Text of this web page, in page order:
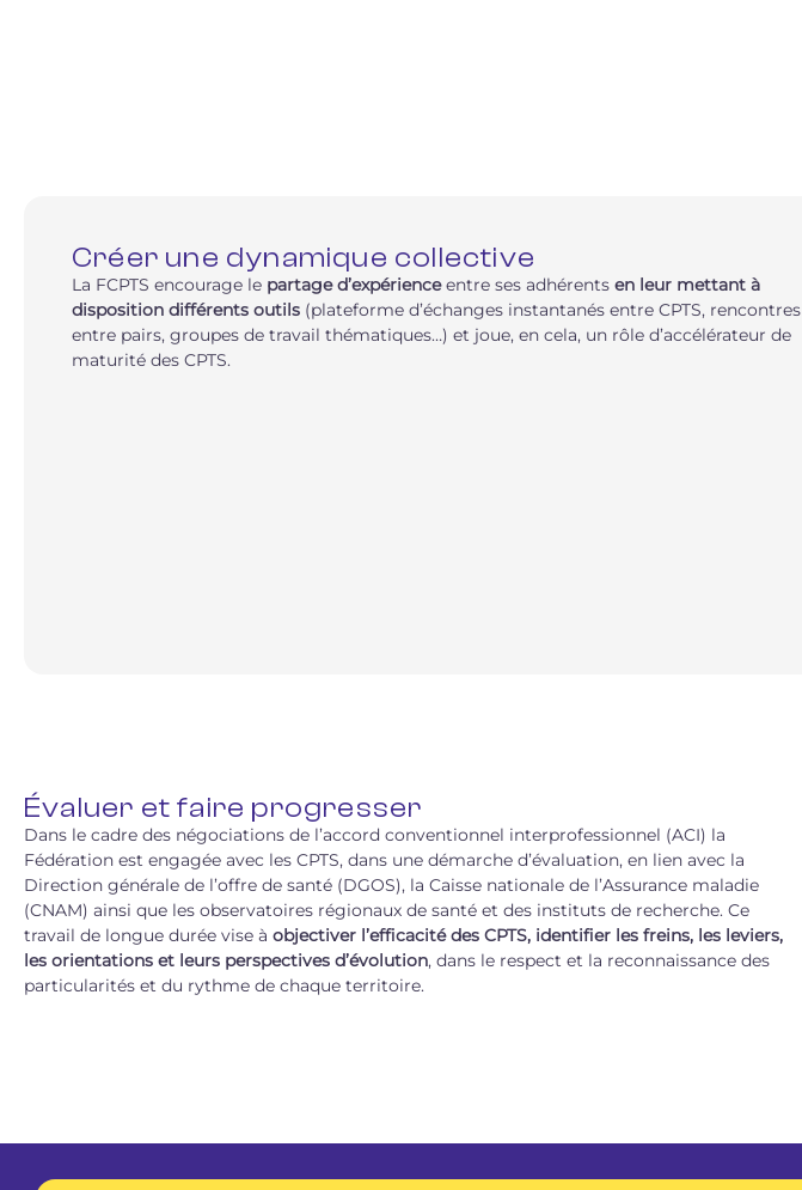
Créer une dynamique collective
La FCPTS encourage le partage d’expérienceentre ses adhérents en leur mettant à
disposition différents outils (plateforme d’échanges instantanés entre CPTS, rencontres
entre pairs, groupes de travail thématiques…) et joue, en cela, un rôle d’accélérateur de
maturité des CPTS.
Évaluer et faire progresser
Dans le cadre des négociations de l’accord conventionnel interprofessionnel (ACI) la
Fédération est engagée avec les CPTS, dans une démarche d’évaluation, en lien avec la
Direction générale de l’offre de santé (DGOS), la Caisse nationale de l’Assurance maladie
(CNAM) ainsi que les observatoires régionaux de santé et des instituts de recherche. Ce
travail de longue durée vise à objectiver l’efficacité des CPTS, identifier les freins, les leviers,
les orientations et leurs perspectives d’évolution, dans le respect et la reconnaissance des
particularités et du rythme de chaque territoire.